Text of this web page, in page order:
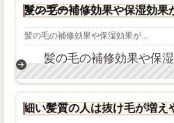
髪の毛の補修効果や保湿効果があるノンシリコンシャンプー
髪の毛の補修効果や保湿効果が...
髪の毛の補修効果や保
細い髪質の人は抜け毛が増え